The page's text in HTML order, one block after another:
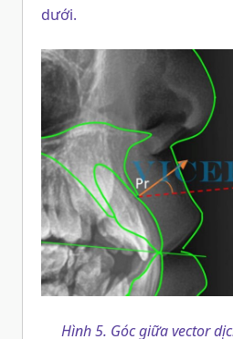
dưới.
Hình 5. Góc giữa vector